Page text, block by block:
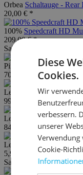
Orbea Schaltauge -
20,00 € *
100% Speedcraft HD
209,00 € *
Sale
Pirelli
Cinturato Grave
70,00 € *
ab 59,90 € *
Lezyne
LED Lite Pro
99,95 € *
Lezyne
84,95 € *
Lezyne
Ersatzhalterung
5,90 € *
Sale
Diese
Cookies.
Wir
verbessern.
unserer
Verwendung
Cookie-